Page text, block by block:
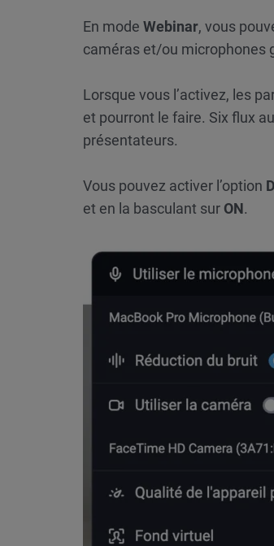
En mode Webinar, vous
caméras et/ou microphones
Lorsque vous l’activez, les
et pourront le faire. Six flux
présentateurs.
Vous pouvez activer l’option
et en la basculant sur ON.